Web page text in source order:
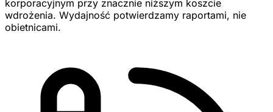
korporacyjnym przy znacznie niższym koszcie
wdrożenia. Wydajność potwierdzamy raportami, nie
obietnicami.